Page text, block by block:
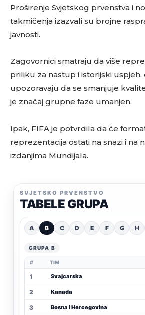
Proširenje Svjetskog prvenstva i
takmičenja izazvali su brojne
javnosti.
Zagovornici smatraju da više
priliku za nastup i istorijski
upozoravaju da se smanjuje
je značaj grupne faze umanjen.
Ipak, FIFA je potvrdila da će
reprezentacija ostati na snazi i na
izdanjima Mundijala.
SVJETSKO PRVENSTVO
TABELE GRUPA
A B C D E F G H
GRUPA B
# TIM
1 Švajcarska
2 Kanada
3 Bosna i Hercegovina